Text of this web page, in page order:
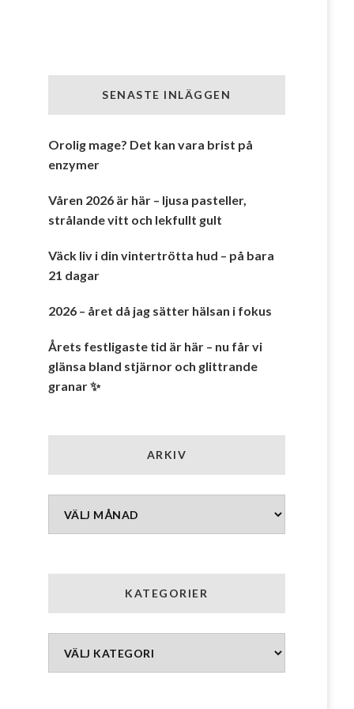
SENASTE INLÄGGEN
Orolig mage? Det kan vara brist på
enzymer
Våren 2026 är här – ljusa pasteller,
strålande vitt och lekfullt gult
Väck liv i din vintertrötta hud – på bara
21 dagar
2026 – året då jag sätter hälsan i fokus
Årets festligaste tid är här – nu får vi
glänsa bland stjärnor och glittrande
granar ✨
ARKIV
Arkiv
KATEGORIER
Kategorier